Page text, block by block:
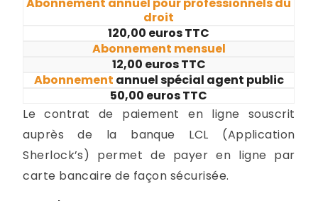
Abonnement annuel pour professionnels du
droit
120,00 euros TTC
Abonnement mensuel
12,00 euros TTC
Abonnement annuel spécial agent public
50,00 euros TTC
Le contrat de paiement en ligne souscrit
auprès de la banque LCL (Application
Sherlock’s) permet de payer en ligne par
carte bancaire de façon sécurisée.